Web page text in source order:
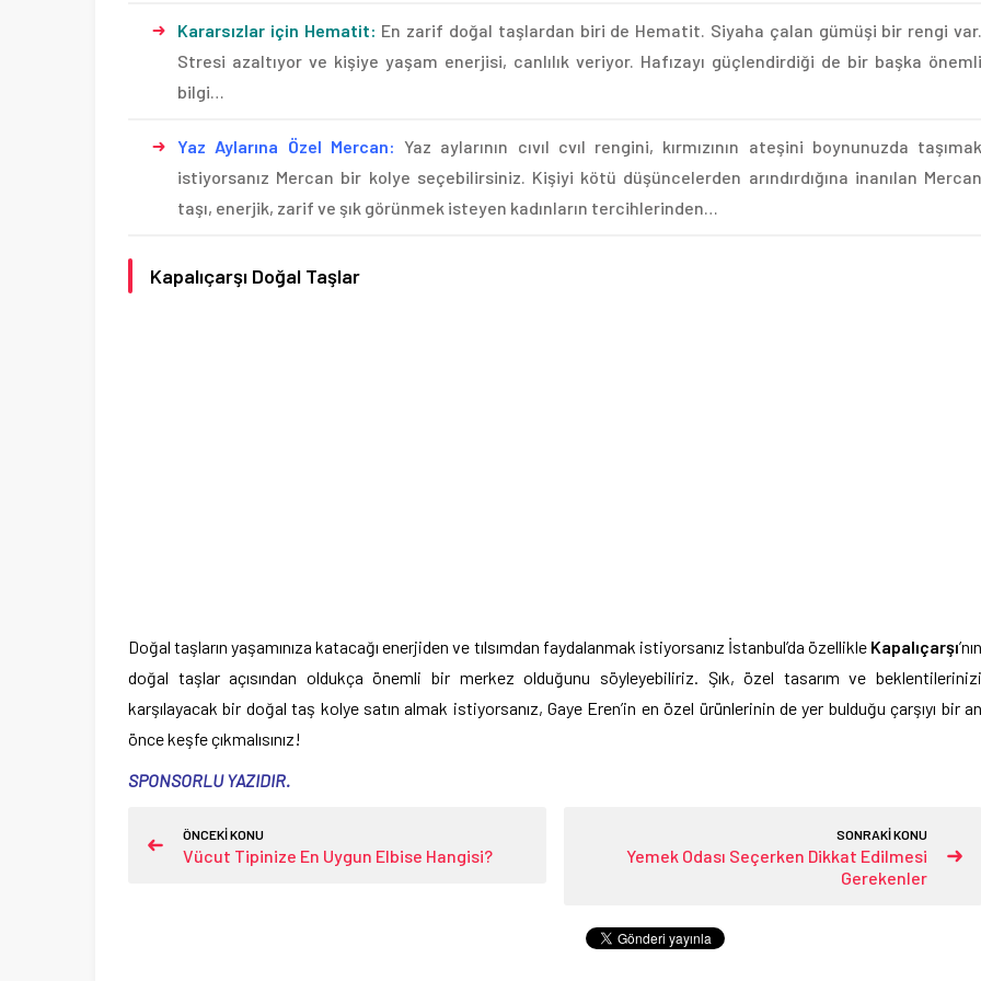
Kararsızlar için Hematit: En zarif doğal taşlardan biri de Hematit. Siyaha çalan gümüşi bir rengi var.
Stresi azaltıyor ve kişiye yaşam enerjisi, canlılık veriyor. Hafızayı güçlendirdiği de bir başka önemli
bilgi…
Yaz Aylarına Özel Mercan: Yaz aylarının cıvıl cvıl rengini, kırmızının ateşini boynunuzda taşımak
istiyorsanız Mercan bir kolye seçebilirsiniz. Kişiyi kötü düşüncelerden arındırdığına inanılan Mercan
taşı, enerjik, zarif ve şık görünmek isteyen kadınların tercihlerinden…
Kapalıçarşı Doğal Taşlar
Doğal taşların yaşamınıza katacağı enerjiden ve tılsımdan faydalanmak istiyorsanız İstanbul’da özellikle Kapalıçarşı’nın
doğal taşlar açısından oldukça önemli bir merkez olduğunu söyleyebiliriz. Şık, özel tasarım ve beklentilerinizi
karşılayacak bir doğal taş kolye satın almak istiyorsanız, Gaye Eren’in en özel ürünlerinin de yer bulduğu çarşıyı bir an
önce keşfe çıkmalısınız!
SPONSORLU YAZIDIR.
ÖNCEKİ KONU
Vücut Tipinize En Uygun Elbise Hangisi?
SONRAKİ KONU
Yemek Odası Seçerken Dikkat Edilmesi
Gerekenler